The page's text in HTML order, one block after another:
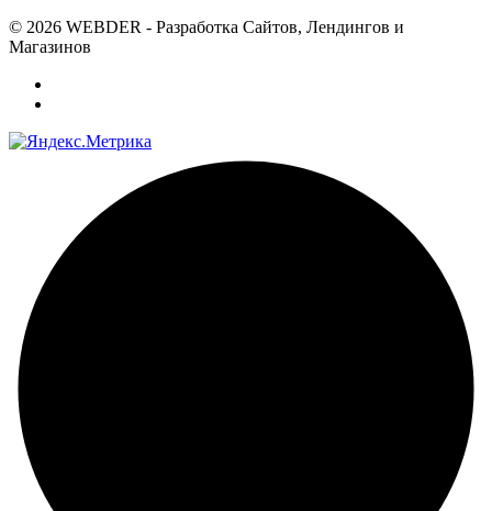
© 2026 WEBDER - Разработка Сайтов, Лендингов и
Магазинов